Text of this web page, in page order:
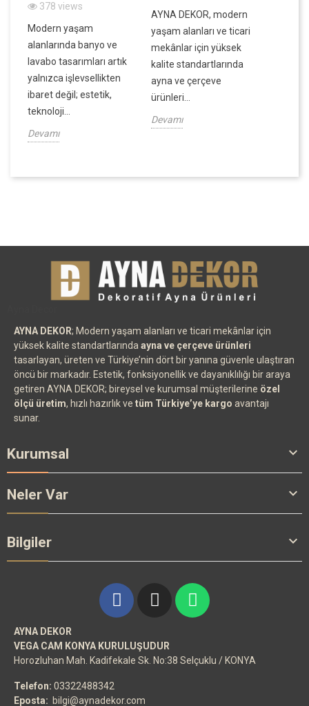
378 views
Modern yaşam
alanlarında banyo ve
lavabo tasarımları artık
yalnızca işlevsellikten
ibaret değil; estetik,
teknoloji...
Devamı
AYNA DEKOR, modern
yaşam alanları ve ticari
mekânlar için yüksek
kalite standartlarında
ayna ve çerçeve
ürünleri...
Devamı
AYNA DEKOR; Modern yaşam alanları ve ticari mekânlar için
yüksek kalite standartlarında ayna ve çerçeve ürünleri
tasarlayan, üreten ve Türkiye’nin dört bir yanına güvenle ulaştıran
öncü bir markadır. Estetik, fonksiyonellik ve dayanıklılığı bir araya
getiren AYNA DEKOR; bireysel ve kurumsal müşterilerine özel
ölçü üretim, hızlı hazırlık ve tüm Türkiye’ye kargo avantajı
sunar.
Kurumsal 
Neler Var 
Bilgiler 
AYNA DEKOR
VEGA CAM KONYA KURULUŞUDUR
Horozluhan Mah. Kadifekale Sk. No:38 Selçuklu / KONYA
Telefon: 03322488342
Eposta: bilgi@aynadekor.com